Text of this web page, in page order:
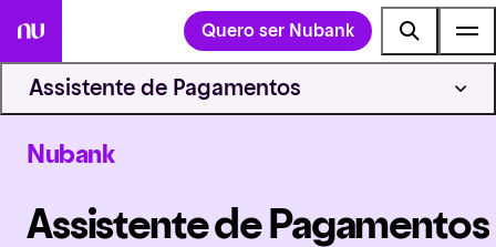
Quero ser Nubank
Assistente de Pagamentos
Nubank
Assistente de Pagamentos